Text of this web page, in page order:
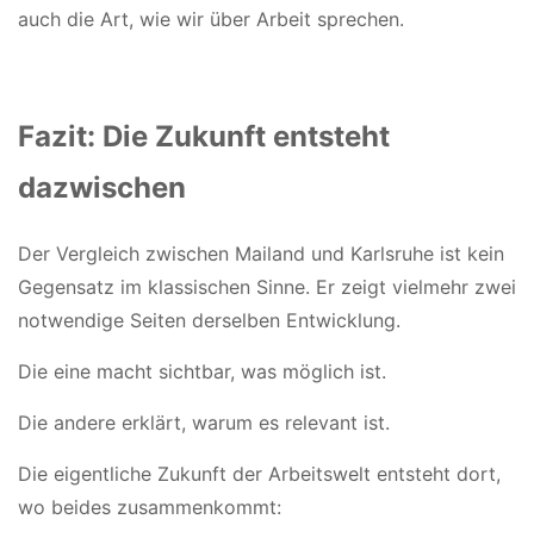
auch die Art, wie wir über Arbeit sprechen.
Fazit: Die Zukunft entsteht
dazwischen
Der Vergleich zwischen Mailand und Karlsruhe ist kein
Gegensatz im klassischen Sinne. Er zeigt vielmehr zwei
notwendige Seiten derselben Entwicklung.
Die eine macht sichtbar, was möglich ist.
Die andere erklärt, warum es relevant ist.
Die eigentliche Zukunft der Arbeitswelt entsteht dort,
wo beides zusammenkommt: